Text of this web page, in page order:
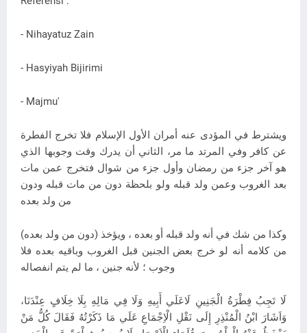
- Nihayatuz Zain
- Hasyiyah Bijirimi
- Majmu'
ويشترط في المؤدى عنه أمران الأول الإسلام فلا تخرج الفطرة
عن كافر وفي المرتد ما مر، الثاني أن يدرك وقت وجوبها الذي
هو آخر جزء من رمضان وأول جزء من شوال فتخرج عمن مات
بعد الغروب وعمن ولد قبله ولو بلحظة دون من مات قبله ودون
من ولد بعده
(دون من ولد بعده) وكذا من شك في أنه ولد قبله أو بعده ، ويؤخذ
من كلامه أنه لو خرج بعض الجنين قبل الغروب وباقيه بعده فلا
وجوب ؛ لأنه جنين ، ما لم يتم انفصاله
لَا تَجِبُ فِطْرَةُ الْجَنِينِ لَاعَلَي أَبِيهِ وَلَا فِي مَالِهِ بِلَا خِلَافٍ عِنْدَنَا،
وَاَشَارَ ابْنُ الْمُنْذِرِ إِلَى نَقْلِ الْاِجْمَاعِ عَلَي مَا ذَكَرْتُهُ فَقَالَ كُلُّ مَنْ